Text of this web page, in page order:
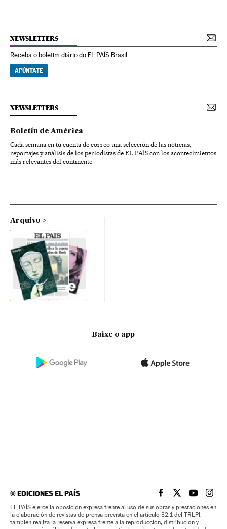
NEWSLETTERS
Receba o boletim diário do EL PAÍS Brasil
APÚNTATE
NEWSLETTERS
Boletín de América
Cada semana en tu cuenta de correo una selección de las noticias,
reportajes y análisis de los periodistas de EL PAÍS con los acontecimientos
más relevantes del continente.
Arquivo
Baixe o app
©EDICIONES EL PAÍS EL PAÍS BRASIL EN
EL PAÍSEL PAÍS
EL
EL PAÍS ejerce la oposición expresa frente al uso de sus obras y prestaciones en
la elaboración de revistas de prensa prevista en el artículo 32.1 del TRLPI;
también realiza la reserva expresa frente a la reproducción, distribución y